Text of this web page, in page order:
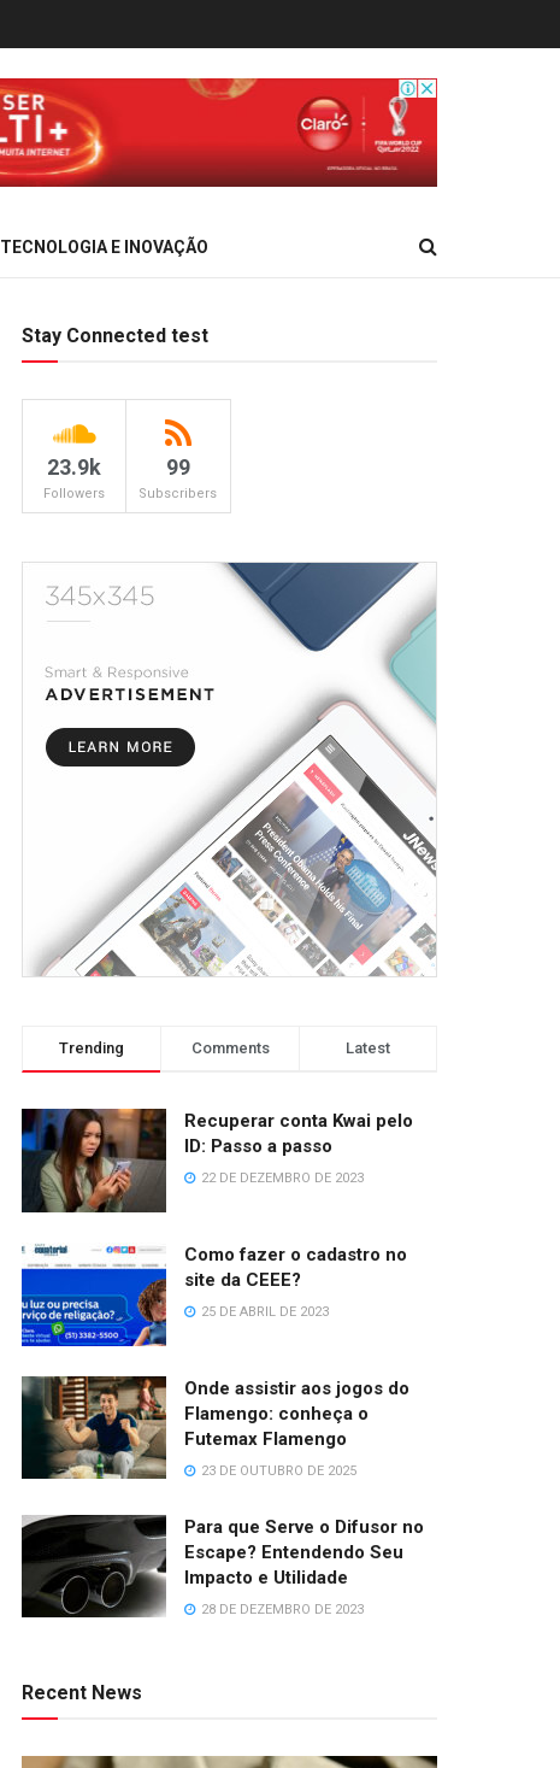
TECNOLOGIA E INOVAÇÃO
Stay Connected test
23.9k
Followers
99
Subscribers
Trending Comments Latest
Recuperar conta Kwai pelo
ID: Passo a passo
22 DE DEZEMBRO DE 2023
Como fazer o cadastro no
site da CEEE?
25 DE ABRIL DE 2023
Onde assistir aos jogos do
Flamengo: conheça o
Futemax Flamengo
23 DE OUTUBRO DE 2025
Para que Serve o Difusor no
Escape? Entendendo Seu
Impacto e Utilidade
28 DE DEZEMBRO DE 2023
Recent News